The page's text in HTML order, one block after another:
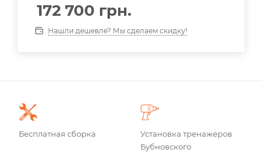
172 700 грн.
Нашли дешевле? Мы сделаем скидку!
Бесплатная сборка
Установка тренажеров
Бубновского